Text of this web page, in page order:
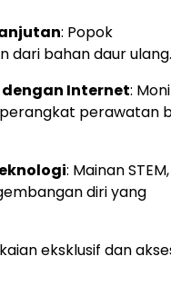
: Popok
dari bahan daur ulang.
Internet:
perawatan
: Mainan STEM,
diri yang
eksklusif dan